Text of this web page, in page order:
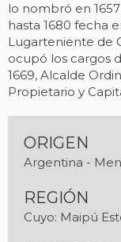
lo nombró en
hasta 1680 fecha
Lugarteniente de
ocupó los cargos
1669, Alcalde
Propietario y
ORIGEN
Argentina -
REGIÓN
Cuyo: Maipú